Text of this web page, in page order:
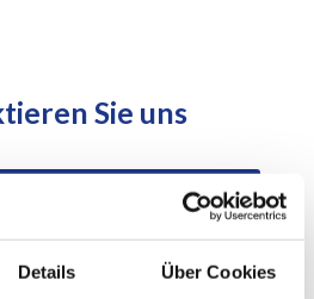
Details Über Cookies
Sie uns